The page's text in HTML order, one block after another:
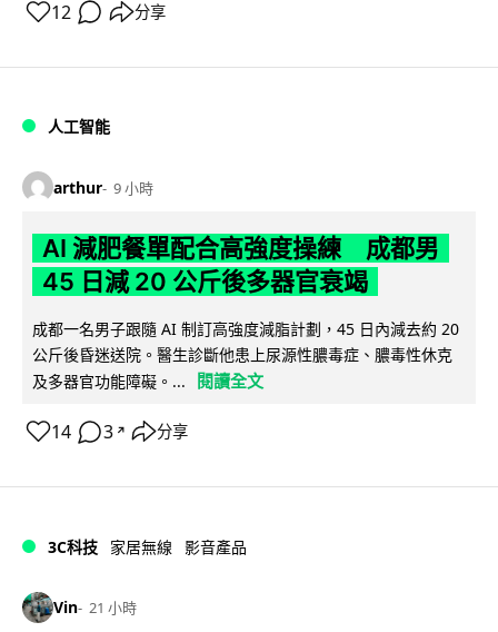
12 分享
人工智能
arthur 9 小時
AI 減肥餐單配合高強度操練 成都男
45 日減 20 公斤後多器官衰竭
成都一名男子跟隨 AI 制訂高強度減脂計劃，45 日內減去約 20
公斤後昏迷送院。醫生診斷他患上尿源性膿毒症、膿毒性休克
及多器官功能障礙。...
閱讀全文
14 3 ↗ 分享
3C科技 家居無線 影音產品
Vin 21 小時